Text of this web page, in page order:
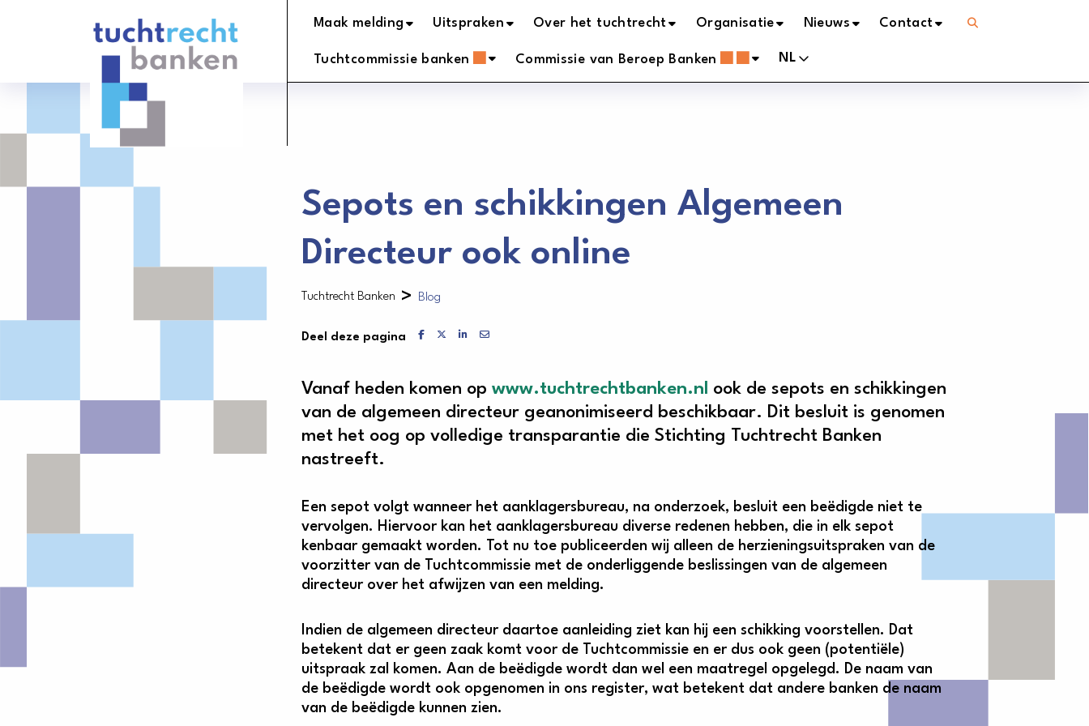
logo
Maak melding Uitspraken Over het tuchtrecht Organisatie Nieuws Contact
Tuchtcommissie banken Commissie van Beroep Banken NL
Sepots en schikkingen Algemeen
Directeur ook online
Tuchtrecht Banken > Blog
Deel deze pagina Delen via Facebook
Delen via X
Delen via LinkedIn
Vanaf heden komen op www.tuchtrechtbanken.nl ook de sepots en schikkingen
van de algemeen directeur geanonimiseerd beschikbaar. Dit besluit is genomen
met het oog op volledige transparantie die Stichting Tuchtrecht Banken
nastreeft.
Een sepot volgt wanneer het aanklagersbureau, na onderzoek, besluit een beëdigde niet te
vervolgen. Hiervoor kan het aanklagersbureau diverse redenen hebben, die in elk sepot
kenbaar gemaakt worden. Tot nu toe publiceerden wij alleen de herzieningsuitspraken van de
voorzitter van de Tuchtcommissie met de onderliggende beslissingen van de algemeen
directeur over het afwijzen van een melding.
Indien de algemeen directeur daartoe aanleiding ziet kan hij een schikking voorstellen. Dat
betekent dat er geen zaak komt voor de Tuchtcommissie en er dus ook geen (potentiële)
uitspraak zal komen. Aan de beëdigde wordt dan wel een maatregel opgelegd. De naam van
de beëdigde wordt ook opgenomen in ons register, wat betekent dat andere banken de naam
van de beëdigde kunnen zien.